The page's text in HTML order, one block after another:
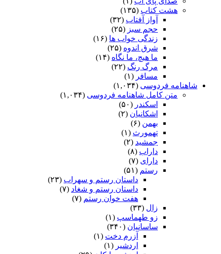
هشت کتاب (۱۳۵)
آواز آفتاب (۳۲)
حجم سبز (۲۵)
زندگی خواب ها (۱۶)
شرق اندوه (۲۵)
ما هیچ، ما نگاه (۱۴)
مرگ رنگ (۲۲)
مسافر (۱)
شاهنامه فردوسی (۱,۰۳۴)
متن کامل شاهنامه فردوسی (۱,۰۳۴)
اسکندر (۵۰)
اشکانیان (۲)
بهمن (۶)
تهمورث (۱)
جمشید (۲)
داراب (۸)
دارای (۷)
رستم (۵۱)
داستان رستم و سهراب (۲۳)
داستان رستم و شغاد (۷)
هفت خوان رستم‏ (۷)
زال (۳۳)
زو طهماسپ‏ (۱)
ساسانیان (۳۴۰)
آزرم دخت (۱)
اردشیر (۱)